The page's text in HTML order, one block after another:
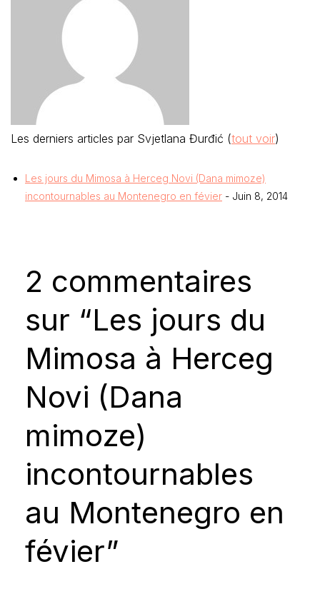
Les derniers articles par Svjetlana Đurđić (tout voir)
Les jours du Mimosa à Herceg Novi (Dana mimoze)
incontournables au Montenegro en févier - Juin 8, 2014
2 commentaires
sur “Les jours du
Mimosa à Herceg
Novi (Dana
mimoze)
incontournables
au Montenegro en
févier”